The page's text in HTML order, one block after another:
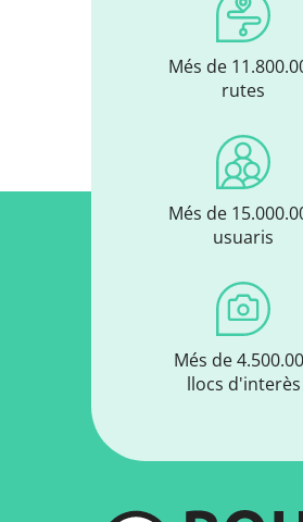
Més de
rutes
Més de
usuaris
Més de
llocs d'interès